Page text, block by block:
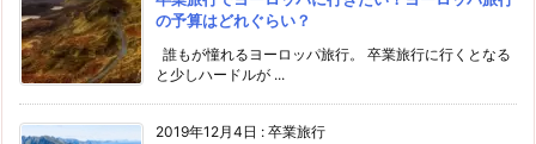
の予算はどれぐらい？
誰もが憧れるヨーロッパ旅行。 卒業旅行に行くとなる
と少しハードルが ...
2019年12月4日 : 卒業旅行